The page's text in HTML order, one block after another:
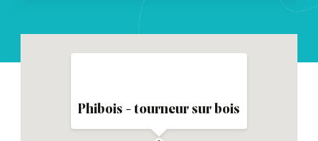
secondaire
Phibois - tourneur sur bois